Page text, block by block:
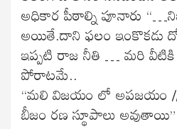
అధికార పీఠాల్ని పూనారు
అయితే.దాని ఫలం ఇంకొకడు
ఇప్పటి రాజ నీతి … మరి
పోరాటమే..
“మలి విజయం లో అపజయం
బీజం రణ స్థూపాలు